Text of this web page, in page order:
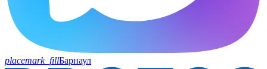
placemark_fillБарнаул